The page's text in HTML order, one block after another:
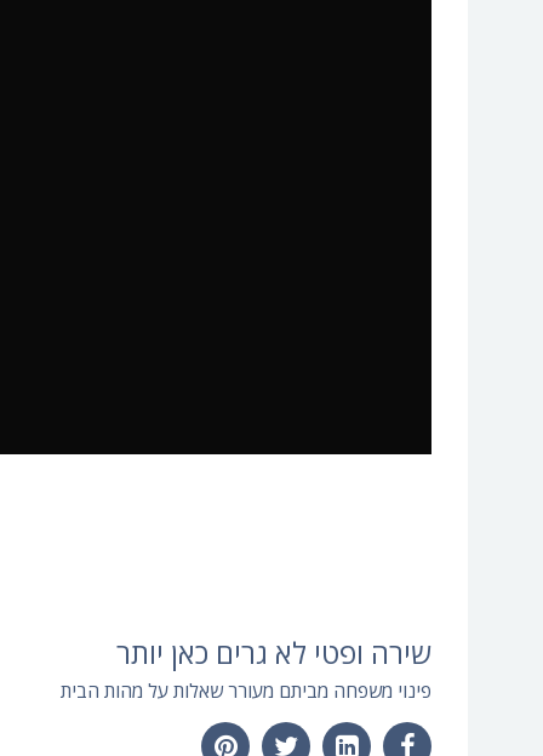
שירה ופטי לא גרים כאן יותר
פינוי משפחה מביתם מעורר שאלות על מהות הבית